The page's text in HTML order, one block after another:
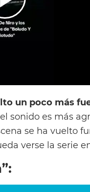
un poco más
sonido es más
se ha vuelto
verse la serie